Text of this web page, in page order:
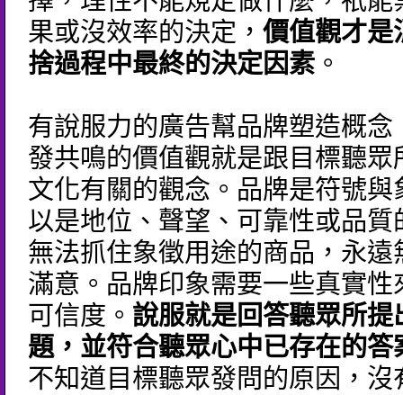
果或沒效率的決定， 價值觀才是
捨過程中最終的決定因素 。
有說服力的廣告幫品牌塑造概念
發共鳴的價值觀就是跟目標聽眾
文化有關的觀念。品牌是符號與
以是地位、聲望、可靠性或品質
無法抓住象徵用途的商品，永遠
滿意。品牌印象需要一些真實性
可信度。 說服就是回答聽眾所提
題，並符合聽眾心中已存在的答
不知道目標聽眾發問的原因，沒